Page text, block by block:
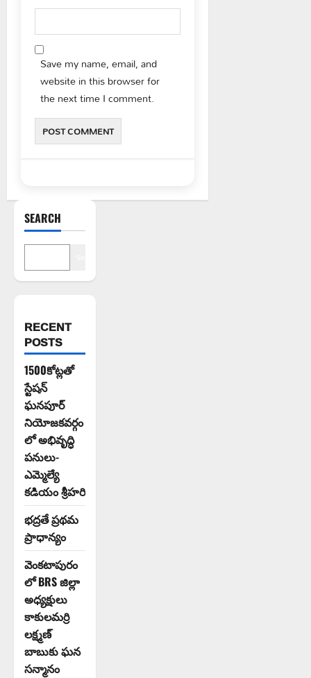
Save my name, email, and
website in this browser for
the next time I comment.
SEARCH
RECENT
POSTS
1500కోట్లతో
స్టేషన్
ఘనపూర్
నియోజకవర్గం
లో అభివృద్ధి
పనులు-
ఎమ్మెల్యే
కడియం శ్రీహరి
భద్రతే ప్రథమ
ప్రాధాన్యం
వెంకటాపురం
లో BRS జిల్లా
అధ్యక్షులు
కాకులమర్రి
లక్ష్మణ్
బాబుకు ఘన
సన్మానం